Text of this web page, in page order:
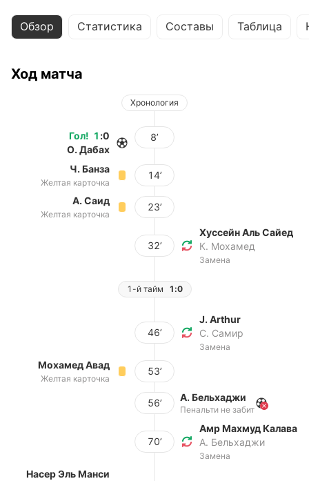
Обзор Статистика Составы Таблица
Ход матча
Хронология
Гол! 1 :0
О. Дабах
8’
Ч. Банза
Желтая карточка
14’
А. Саид
Желтая карточка
23’
32’
Хуссейн Аль Сайед
К. Мохамед
Замена
1-й тайм 1:0
46’
J. Arthur
С. Самир
Замена
Мохамед Авад
Желтая карточка
53’
56’ А. Бельхаджи
Пенальти не забит
70’
Амр Махмуд Калава
А. Бельхаджи
Замена
Насер Эль Манси